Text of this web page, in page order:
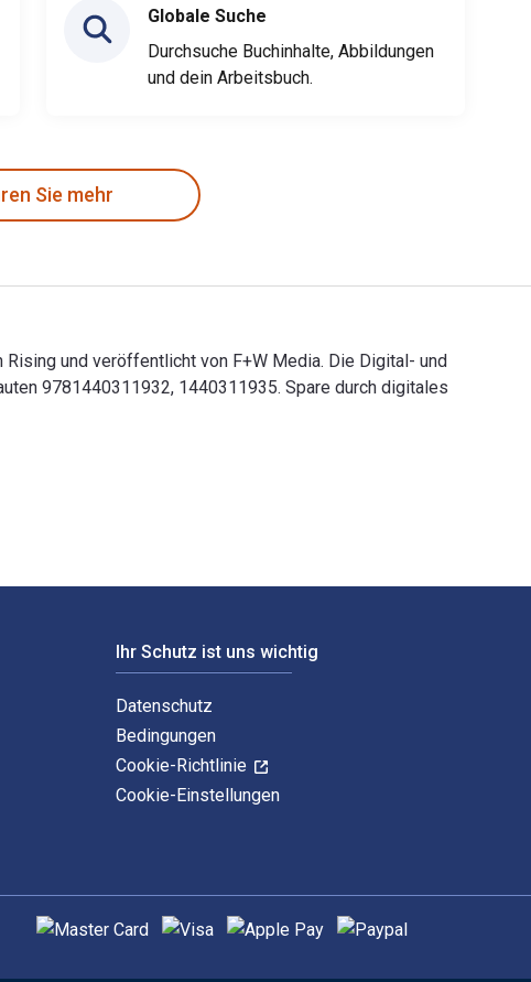
Globale Suche
Durchsuche Buchinhalte, Abbildungen
und dein Arbeitsbuch.
Sie mehr
und veröffentlicht von F+W Media. Die Digital- und
9781440311932, 1440311935. Spare durch digitales
Ihr Schutz ist uns wichtig
Datenschutz
Bedingungen
Cookie-Richtlinie
Cookie-Einstellungen
Unterstützte Zahlungsmethoden